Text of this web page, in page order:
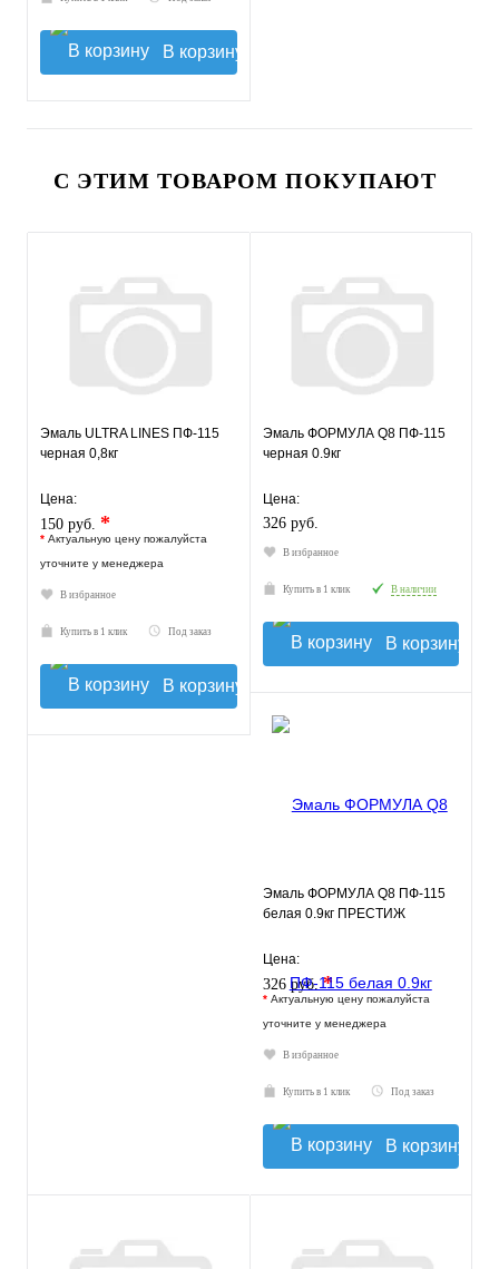
В корзину
С ЭТИМ ТОВАРОМ ПОКУПАЮТ
Эмаль ULTRA LINES ПФ-115
черная 0,8кг
Цена:
150 руб. *
* Актуальную цену пожалуйста
уточните у менеджера
В избранное
Купить в 1 клик Под заказ
В корзину
Эмаль ФОРМУЛА Q8 ПФ-115
черная 0.9кг
Цена:
326 руб.
В избранное
Купить в 1 клик В наличии
В корзину
Эмаль ФОРМУЛА Q8 ПФ-115
белая 0.9кг ПРЕСТИЖ
Цена:
326 руб.*
* Актуальную цену пожалуйста
уточните у менеджера
В избранное
Купить в 1 клик Под заказ
В корзину